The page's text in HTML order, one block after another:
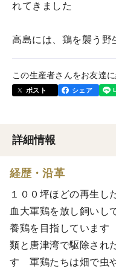
れてきました
高島には、鶏を襲う野
この生産者さんをお友達
ポスト シェア
詳細情報
経歴・沿革
１００坪ほどの再生
血大軍鶏を放し飼い
養鶏を目指しています
類と唐津湾で駆除され
す 軍鶏たちは畑で虫